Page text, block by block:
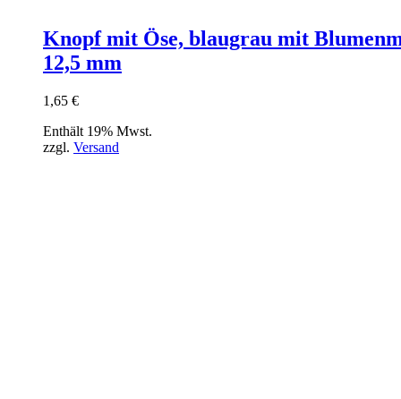
Knopf mit Öse, blaugrau mit
12,5 mm
1,65 €
Enthält 19% Mwst.
zzgl. Versand